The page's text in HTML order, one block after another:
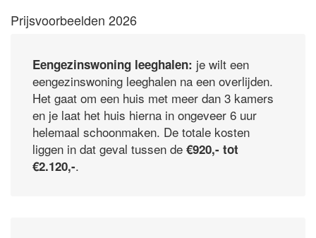
Prijsvoorbeelden 2026
Eengezinswoning leeghalen: je wilt een
eengezinswoning leeghalen na een overlijden.
Het gaat om een huis met meer dan 3 kamers
en je laat het huis hierna in ongeveer 6 uur
helemaal schoonmaken. De totale kosten
liggen in dat geval tussen de €920,- tot
€2.120,-.